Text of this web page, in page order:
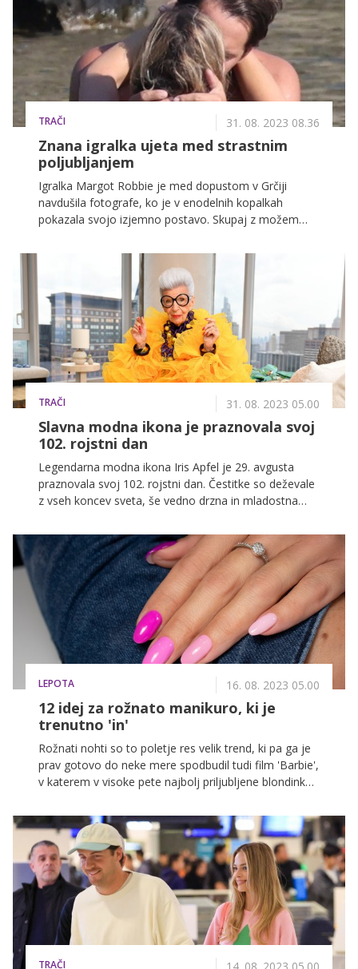
TRAČI 31. 08. 2023 08.36
Znana igralka ujeta med strastnim
poljubljanjem
Igralka Margot Robbie je med dopustom v Grčiji
navdušila fotografe, ko je v enodelnih kopalkah
pokazala svojo izjemno postavo. Skupaj z možem
bil zanju zaslužen oddih po intenzivnih medijskih
pozornostih ob nedavni premieri filma Barbie.
TRAČI 31. 08. 2023 05.00
Slavna modna ikona je praznovala svoj
102. rojstni dan
Legendarna modna ikona Iris Apfel je 29. avgusta
praznovala svoj 102. rojstni dan. Čestitke so deževale
z vseh koncev sveta, še vedno drzna in mladostna
srečnega življenja.
LEPOTA 16. 08. 2023 05.00
12 idej za rožnato manikuro, ki je
trenutno 'in'
Rožnati nohti so to poletje res velik trend, ki pa ga je
prav gotovo do neke mere spodbudil tudi film 'Barbie',
v katerem v visoke pete najbolj priljubljene blondinke
TRAČI